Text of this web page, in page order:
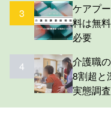
3
ケアプ
料は無
必要
4
介護職
8割超
実態調査